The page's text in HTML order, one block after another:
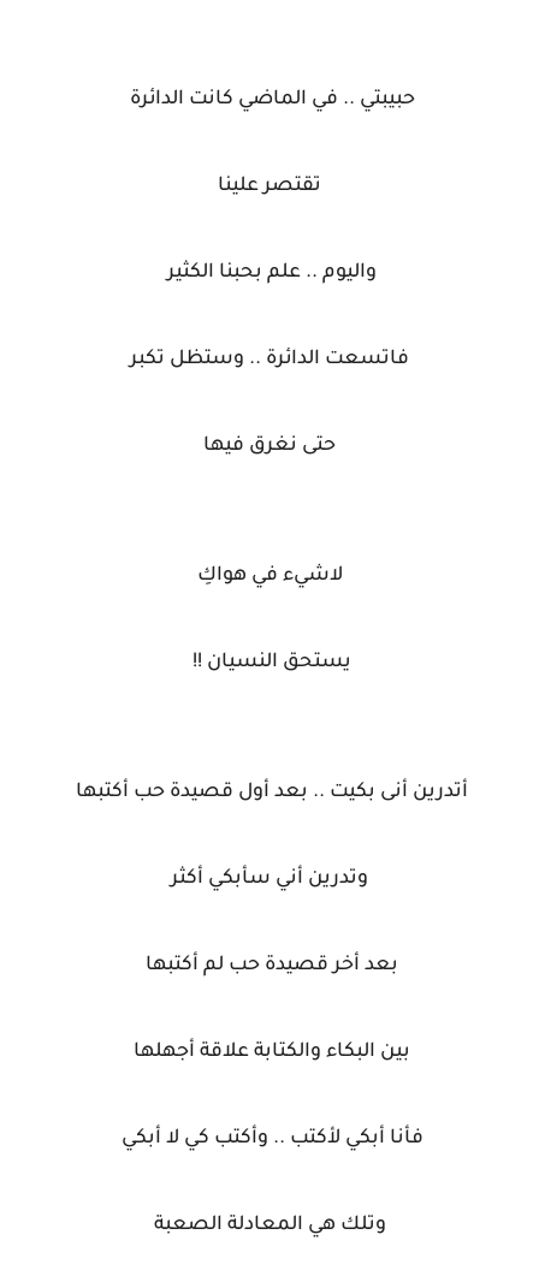
حبيبتي .. في الماضي كانت الدائرة
تقتصر علينا
واليوم .. علم بحبنا الكثير
فاتسعت الدائرة .. وستظل تكبر
حتى نغرق فيها
لاشيء في هواكِ
يستحق النسيان !!
أتدرين أنى بكيت .. بعد أول قصيدة حب أكتبها
وتدرين أني سأبكي أكثر
بعد أخر قصيدة حب لم أكتبها
بين البكاء والكتابة علاقة أجهلها
فأنا أبكي لأكتب .. وأكتب كي لا أبكي
وتلك هي المعادلة الصعبة